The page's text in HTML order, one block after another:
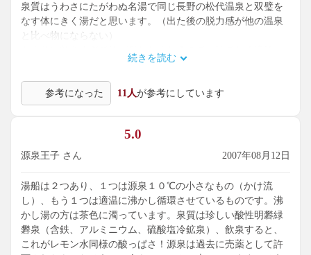
泉質はうわさにたがわぬ名湯で同じ長野の松代温泉と双璧を
なす体にきく湯だと思います。（出た後の脱力感が他の温泉
と比べ物にならない）
てゆっくりするのがベストでしょう。
食事はボリュームたっぷりながら体にやさしい素材を駆使し
ており特に白米が大変おいしかった。（おひつでおかわりし
て２杯まるまる食べてしまった・・・）
お湯良し、飯よし、対応よしおまけに値段よし（安すぎる）
で言う事なし。１０点くらいつけたい素晴らしい宿でした。
続きを読む
参考になった 11人が参考にしています
5.0
源泉王子 さん 2007年08月12日
湯船は２つあり、１つは源泉１０℃の小さなもの（かけ流
し）、もう１つは適温に沸かし循環させているものです。沸
かし湯の方は茶色に濁っています。泉質は珍しい酸性明礬緑
礬泉（含鉄、アルミニウム、硫酸塩冷鉱泉）、飲泉すると、
これがレモン水同様の酸っぱさ！源泉は過去に売薬として許